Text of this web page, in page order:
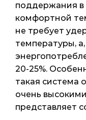
поддержания в
комфортной
не требует
температуры,
20-25%.
такая система
очень
представляет